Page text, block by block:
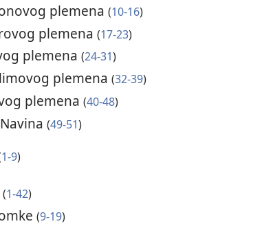
plemena (10-16)
plemena (17-23)
plemena (24-31)
plemena (32-39)
plemena (40-48)
(49-51)
1-9)
(1-42)
(9-19)